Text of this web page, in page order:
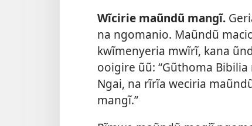
Wĩcirie maũndũ mangĩ.
na ngomanio. Maũndũ
kwĩmenyeria mwĩrĩ, kana
ooigire ũũ: “Gũthoma
Ngai, na rĩrĩa weciria
mangĩ.”